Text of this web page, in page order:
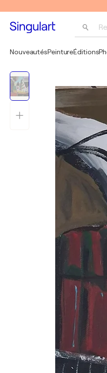
NouveautésPeintureÉditions